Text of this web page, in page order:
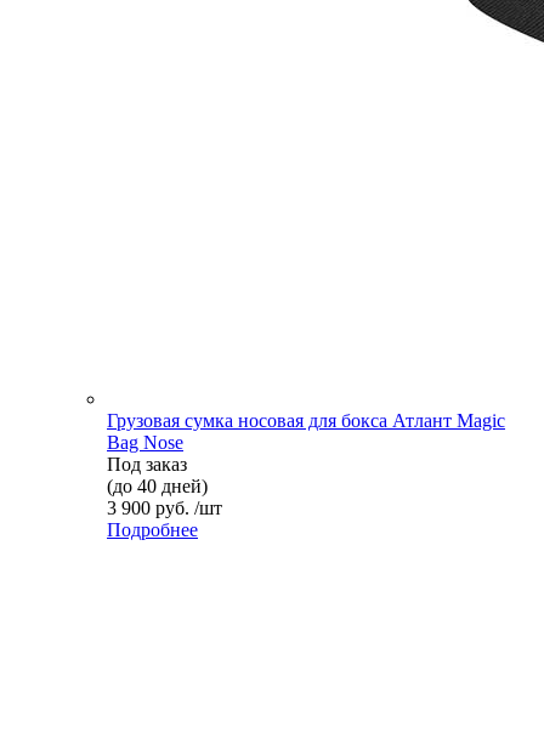
Грузовая сумка носовая для бокса Атлант Magic
Bag Nose
Под заказ
(до 40 дней)
3 900 руб. /шт
Подробнее